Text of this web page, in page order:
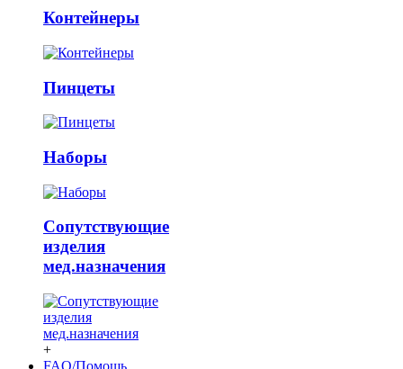
Контейнеры
Пинцеты
Наборы
Сопутствующие
изделия
мед.назначения
+
FAQ/Помощь